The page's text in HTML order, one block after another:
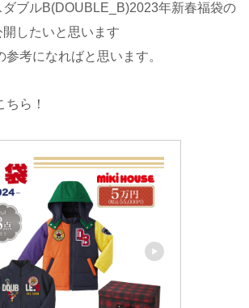
ブルB(DOUBLE_B)2023年新春福袋の
したいと思います
考になればと思います。
ら！